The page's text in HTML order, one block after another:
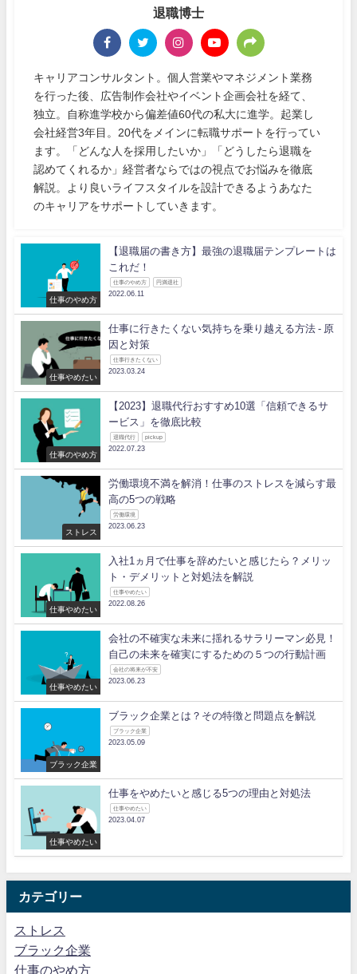
退職博士
キャリアコンサルタント。個人営業やマネジメント業務
を行った後、広告制作会社やイベント企画会社を経て、
独立。自称進学校から偏差値60代の私大に進学。起業し
会社経営3年目。20代をメインに転職サポートを行ってい
ます。「どんな人を採用したいか」「どうしたら退職を
認めてくれるか」経営者ならではの視点でお悩みを徹底
解説。より良いライフスタイルを設計できるようあなた
のキャリアをサポートしていきます。
仕事のやめ方
【退職届の書き方】最強の退職届テンプレートは
これだ！
仕事のやめ方 円満退社
2022.06.11
仕事やめたい
仕事に行きたくない気持ちを乗り越える方法 - 原
因と対策
仕事行きたくない
2023.03.24
仕事のやめ方
【2023】退職代行おすすめ10選「信頼できるサ
ービス」を徹底比較
退職代行 pickup
2022.07.23
ストレス
労働環境不満を解消！仕事のストレスを減らす最
高の5つの戦略
労働環境
2023.06.23
仕事やめたい
入社1ヵ月で仕事を辞めたいと感じたら？メリッ
ト・デメリットと対処法を解説
仕事やめたい
2022.08.26
仕事やめたい
会社の不確実な未来に揺れるサラリーマン必見！
自己の未来を確実にするための５つの行動計画
会社の将来が不安
2023.06.23
ブラック企業
ブラック企業とは？その特徴と問題点を解説
ブラック企業
2023.05.09
仕事やめたい
仕事をやめたいと感じる5つの理由と対処法
仕事やめたい
2023.04.07
カテゴリー
ストレス
ブラック企業
仕事のやめ方